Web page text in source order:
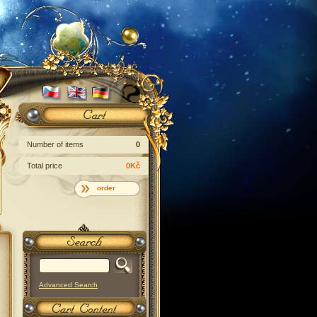
Advanced Search
Number of items 0
Total price 0Kč
order